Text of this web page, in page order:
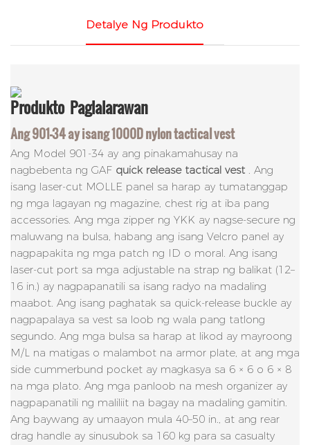
Detalye Ng Produkto
Produkto Paglalarawan
Ang 901-34 ay isang 1000D nylon tactical vest
Ang Model 901-34 ay ang pinakamahusay na
nagbebenta ng GAF quick release tactical vest . Ang
isang laser-cut MOLLE panel sa harap ay tumatanggap
ng mga lagayan ng magazine, chest rig at iba pang
accessories. Ang mga zipper ng YKK ay nagse-secure ng
maluwang na bulsa, habang ang isang Velcro panel ay
nagpapakita ng mga patch ng ID o moral. Ang isang
laser-cut port sa mga adjustable na strap ng balikat (12–
16 in.) ay nagpapanatili sa isang radyo na madaling
maabot. Ang isang paghatak sa quick-release buckle ay
nagpapalaya sa vest sa loob ng wala pang tatlong
segundo. Ang mga bulsa sa harap at likod ay mayroong
M/L na matigas o malambot na armor plate, at ang mga
side cummerbund pocket ay magkasya sa 6 × 6 o 6 × 8
na mga plato. Ang mga panloob na mesh organizer ay
nagpapanatili ng maliliit na bagay na madaling gamitin.
Ang baywang ay umaayon mula 40–50 in., at ang rear
drag handle ay sinusubok sa 160 kg para sa casualty